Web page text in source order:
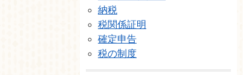
納税
税関係証明
確定申告
税の制度